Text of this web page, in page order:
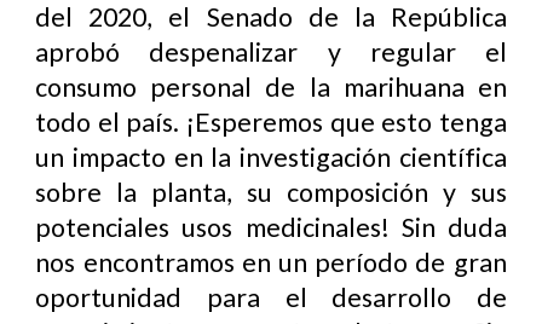
del 2020, el Senado de la República
aprobó despenalizar y regular el
consumo personal de la marihuana en
todo el país. ¡Esperemos que esto tenga
un impacto en la investigación científica
sobre la planta, su composición y sus
potenciales usos medicinales! Sin duda
nos encontramos en un período de gran
oportunidad para el desarrollo de